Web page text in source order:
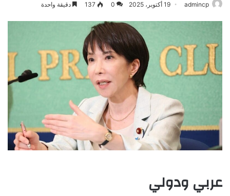
admincp 19 أكتوبر، 2025 0
137 دقيقة واحدة
عربي ودولي